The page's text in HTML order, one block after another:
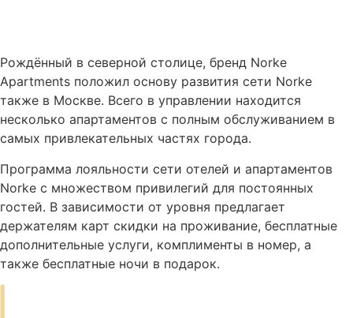
Рождённый в северной столице, бренд Norke
Apartments положил основу развития сети Norke
также в Москве. Всего в управлении находится
несколько апартаментов с полным обслуживанием в
самых привлекательных частях города.
Программа лояльности сети отелей и апартаментов
Norke с множеством привилегий для постоянных
гостей. В зависимости от уровня предлагает
держателям карт скидки на проживание, бесплатные
дополнительные услуги, комплименты в номер, а
также бесплатные ночи в подарок.